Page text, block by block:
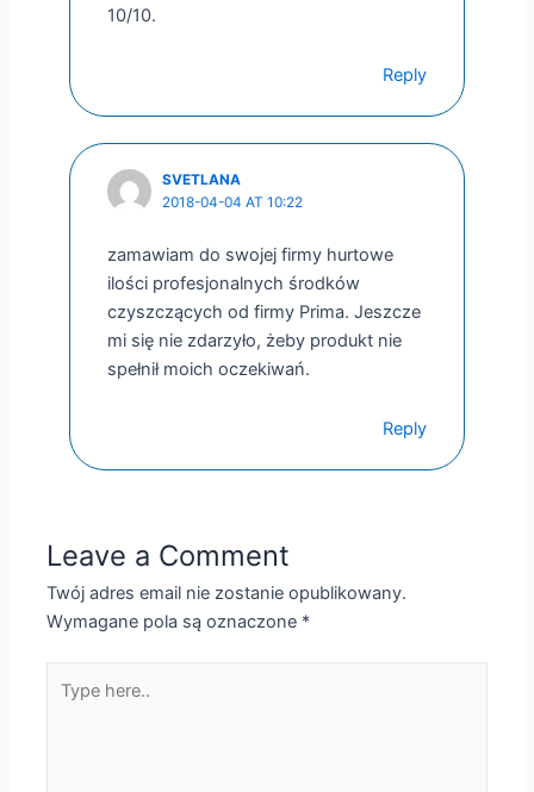
10/10.
Reply
SVETLANA
2018-04-04 AT 10:22
zamawiam do swojej firmy hurtowe
ilości profesjonalnych środków
czyszczących od firmy Prima. Jeszcze
mi się nie zdarzyło, żeby produkt nie
spełnił moich oczekiwań.
Reply
Leave a Comment
Twój adres email nie zostanie opublikowany.
Wymagane pola są oznaczone *
here..